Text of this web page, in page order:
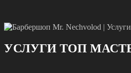
УСЛУГИ ТОП